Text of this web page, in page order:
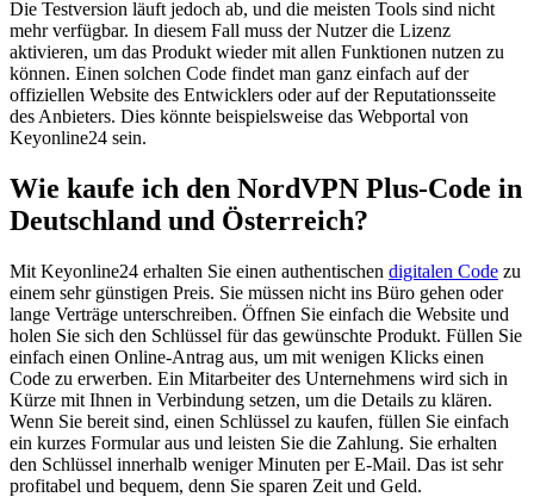
Die Testversion läuft jedoch ab, und die meisten Tools sind nicht
mehr verfügbar. In diesem Fall muss der Nutzer die Lizenz
aktivieren, um das Produkt wieder mit allen Funktionen nutzen zu
können. Einen solchen Code findet man ganz einfach auf der
offiziellen Website des Entwicklers oder auf der Reputationsseite
des Anbieters. Dies könnte beispielsweise das Webportal von
Keyonline24 sein.
Wie kaufe ich den NordVPN Plus-Code in
Deutschland und Österreich?
Mit Keyonline24 erhalten Sie einen authentischen digitalen Code zu
einem sehr günstigen Preis. Sie müssen nicht ins Büro gehen oder
lange Verträge unterschreiben. Öffnen Sie einfach die Website und
holen Sie sich den Schlüssel für das gewünschte Produkt. Füllen Sie
einfach einen Online-Antrag aus, um mit wenigen Klicks einen
Code zu erwerben. Ein Mitarbeiter des Unternehmens wird sich in
Kürze mit Ihnen in Verbindung setzen, um die Details zu klären.
Wenn Sie bereit sind, einen Schlüssel zu kaufen, füllen Sie einfach
ein kurzes Formular aus und leisten Sie die Zahlung. Sie erhalten
den Schlüssel innerhalb weniger Minuten per E-Mail. Das ist sehr
profitabel und bequem, denn Sie sparen Zeit und Geld.